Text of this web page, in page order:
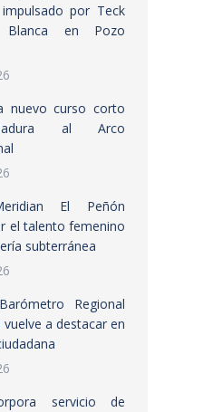
por Teck
Blanca en Pozo
nuevo curso corto
al Arco
El Peñón
el talento femenino
subterránea
Regional
vuelve a destacar en
servicio de